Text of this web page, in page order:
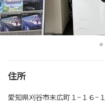
住所
愛知県刈谷市末広町１−１６−１